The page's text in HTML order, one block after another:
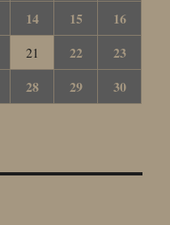
14 15
16
21 22 23
28 29 30